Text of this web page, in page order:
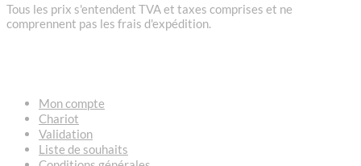
Tous les prix s'entendent TVA et taxes comprises et ne
comprennent pas les frais d'expédition.
Mon compte
Chariot
Validation
Liste de souhaits